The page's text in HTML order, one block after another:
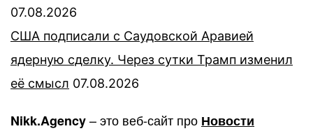
07.08.2026
США подписали с Саудовской Аравией
ядерную сделку. Через сутки Трамп изменил
её смысл 07.08.2026
Nikk.Agency– это веб-сайт про Новости